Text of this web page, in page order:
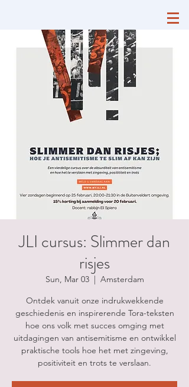
JLI cursus: Slimmer dan
risjes
Sun, Mar 03
  |
Amsterdam
Ontdek vanuit onze indrukwekkende
geschiedenis en inspirerende Tora-teksten
hoe ons volk met succes omging met
uitdagingen van antisemitisme en ontwikkel
praktische tools hoe het met zingeving,
positiviteit en trots te verslaan.